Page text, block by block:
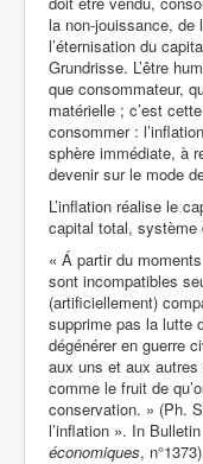
la non-jouissance, de
l’éternisation du
Grundrisse. L’être
que consommateur,
matérielle ; c’est
consommer :
sphère immédiate, à
devenir sur le mode
L’inflation réalise le
capital total, système
« Á partir du
sont incompatibles
(artificiellement)
supprime pas la lutte
dégénérer en guerre
aux uns et aux
comme le fruit de
conservation. » (Ph.
l’inflation ». In
économiques,